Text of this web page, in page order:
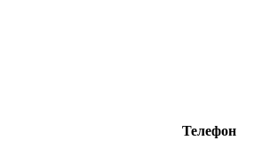
Телефон